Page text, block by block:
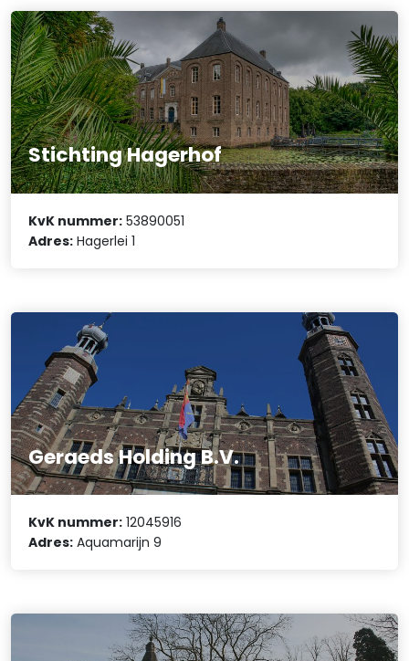
Stichting Hagerhof
KvK nummer: 53890051
Adres: Hagerlei 1
Geraeds Holding B.V.
KvK nummer: 12045916
Adres: Aquamarijn 9